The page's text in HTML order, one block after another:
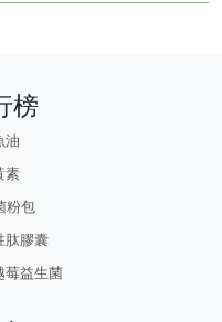
榜
油
素
粉包
肽膠囊
莓益生菌